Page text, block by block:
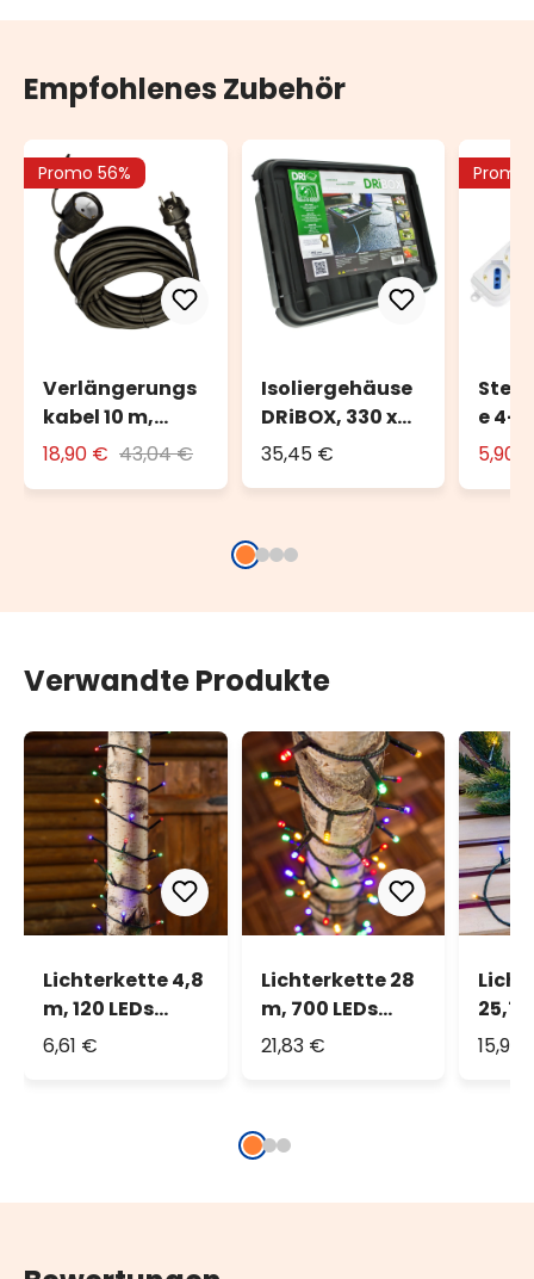
Empfohlenes Zubehör
Promo 56%
Verlängerungs
kabel 10 m,
schwarz, außen
18,90 € 43,04 €
Isoliergehäuse
DRiBOX, 330 x
230 x 140 mm,
35,45 €
Promo
e 4-
5,90
Verwandte Produkte
Lichterkette 4,8
m, 120 LEDs
multicolor
6,61 €
Lichterkette 28
m, 700 LEDs
multicolor
21,83 €
25,7
15,98